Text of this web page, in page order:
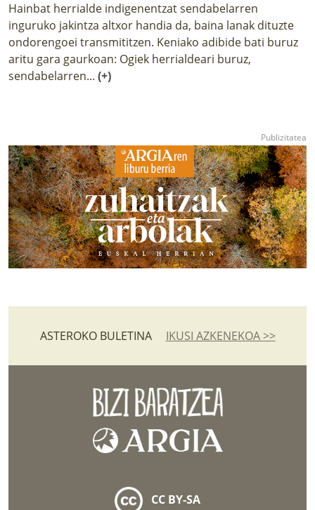
Hainbat herrialde indigenentzat sendabelarren
inguruko jakintza altxor handia da, baina lanak dituzte
ondorengoei transmititzen. Keniako adibide bati buruz
aritu gara gaurkoan: Ogiek herrialdeari buruz,
sendabelarren... (+)
ASTEROKO BULETINA IKUSI AZKENEKOA >>
CC BY-SA